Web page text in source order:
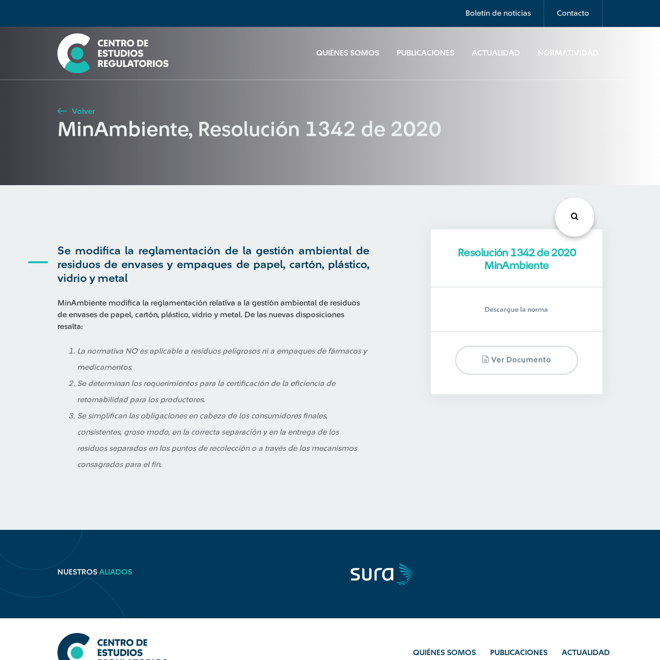
Boletín de noticias Contacto
QUIÉNES SOMOS PUBLICACIONES ACTUALIDAD NORMATIVIDAD
Seleccione país
Buscar
Volver
MinAmbiente, Resolución 1342 de 2020
Se modifica la reglamentación de la gestión ambiental de
residuos de envases y empaques de papel, cartón, plástico,
vidrio y metal
MinAmbiente modifica la reglamentación relativa a la gestión ambiental de residuos
de envases de papel, cartón, plástico, vidrio y metal. De las nuevas disposiciones
resalta:
La normativa NO es aplicable a residuos peligrosos ni a empaques de fármacos y
medicamentos.
Se determinan los requerimientos para la certificación de la eficiencia de
retornabilidad para los productores.
Se simplifican las obligaciones en cabeza de los consumidores finales,
consistentes, groso modo, en la correcta separación y en la entrega de los
residuos separados en los puntos de recolección o a través de los mecanismos
consagrados para el fin.
Resolución 1342 de 2020
MinAmbiente
Descargue la norma
Ver Documento
NUESTROS ALIADOS
QUIÉNES SOMOS PUBLICACIONES ACTUALIDAD